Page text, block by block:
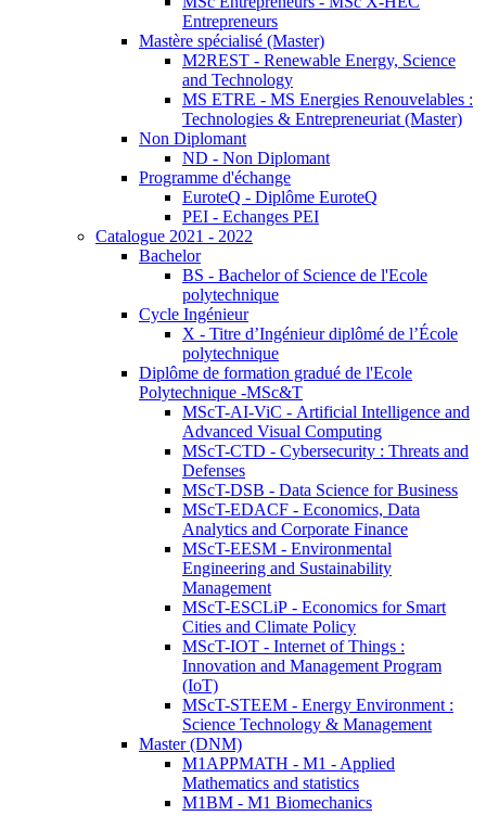
Entrepreneurs
Mastère spécialisé (Master)
M2REST - Renewable Energy, Science
and Technology
MS ETRE - MS Energies Renouvelables :
Technologies & Entrepreneuriat (Master)
Non Diplomant
ND - Non Diplomant
Programme d'échange
EuroteQ - Diplôme EuroteQ
PEI - Echanges PEI
Catalogue 2021 - 2022
Bachelor
BS - Bachelor of Science de l'Ecole
polytechnique
Cycle Ingénieur
X - Titre d’Ingénieur diplômé de l’École
polytechnique
Diplôme de formation gradué de l'Ecole
Polytechnique -MSc&T
MScT-AI-ViC - Artificial Intelligence and
Advanced Visual Computing
MScT-CTD - Cybersecurity : Threats and
Defenses
MScT-DSB - Data Science for Business
MScT-EDACF - Economics, Data
Analytics and Corporate Finance
MScT-EESM - Environmental
Engineering and Sustainability
Management
MScT-ESCLiP - Economics for Smart
Cities and Climate Policy
MScT-IOT - Internet of Things :
Innovation and Management Program
(IoT)
MScT-STEEM - Energy Environment :
Science Technology & Management
Master (DNM)
M1APPMATH - M1 - Applied
Mathematics and statistics
M1BM - M1 Biomechanics